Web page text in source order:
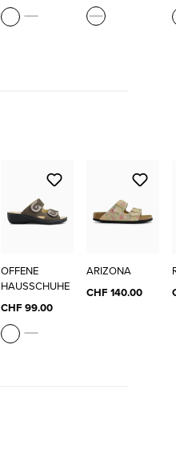
OFFENE
HAUSSCHUHE
CHF 99.00
ARIZONA
CHF 140.00